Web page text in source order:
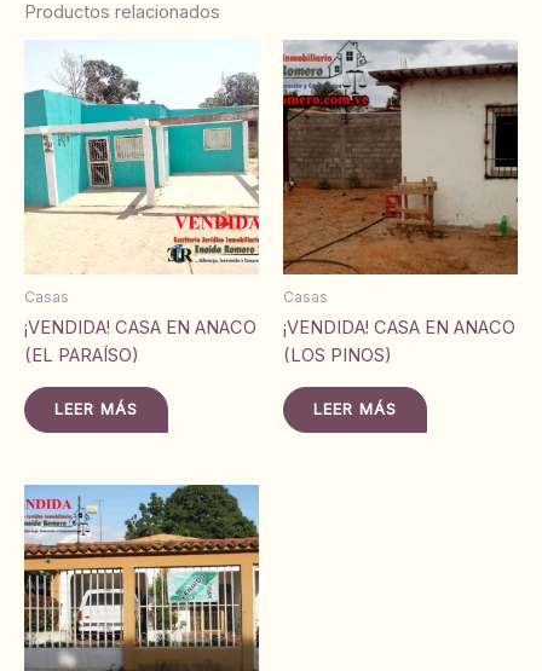
Productos relacionados
Casas
¡VENDIDA! CASA EN ANACO
(EL PARAÍSO)
LEER MÁS
Casas
¡VENDIDA! CASA EN ANACO
(LOS PINOS)
LEER MÁS